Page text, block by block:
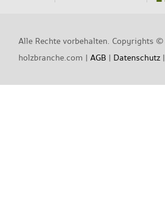
Alle Rechte vorbehalten. Copyrights ©
holzbranche.com |AGB | Datenschutz |